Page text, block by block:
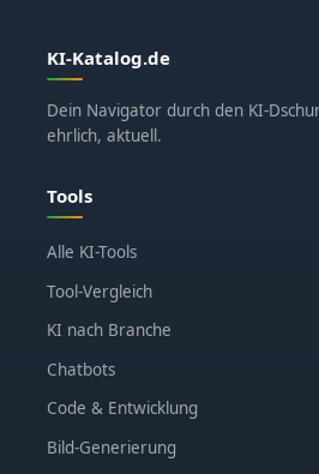
KI-Katalog.de
Dein Navigator durch den KI-
ehrlich, aktuell.
Tools
Alle KI-Tools
Tool-Vergleich
KI nach Branche
Chatbots
Code & Entwicklung
Bild-Generierung